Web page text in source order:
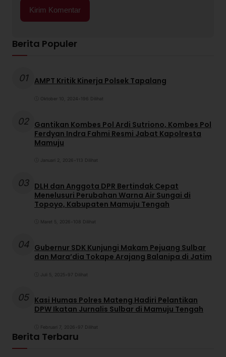
Berita Populer
01 AMPT Kritik Kinerja Polsek Tapalang
Oktober 10, 2024 196 Dilihat
02 Gantikan Kombes Pol Ardi Sutriono, Kombes Pol
Ferdyan Indra Fahmi Resmi Jabat Kapolresta
Mamuju
Januari 2, 2026 113 Dilihat
03 DLH dan Anggota DPR Bertindak Cepat
Menelusuri Perubahan Warna Air Sungai di
Topoyo, Kabupaten Mamuju Tengah
Maret 5, 2026 108 Dilihat
04 Gubernur SDK Kunjungi Makam Pejuang Sulbar
dan Mara’dia Tokape Arajang Balanipa di Jatim
Juli 5, 2025 97 Dilihat
05 Kasi Humas Polres Mateng Hadiri Pelantikan
DPW Ikatan Jurnalis Sulbar di Mamuju Tengah
Februari 7, 2026 97 Dilihat
Berita Terbaru